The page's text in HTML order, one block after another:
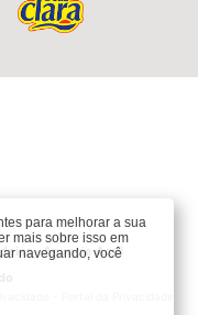
para melhorar a sua
mais sobre isso em
navegando, você
Anuncie Aqui